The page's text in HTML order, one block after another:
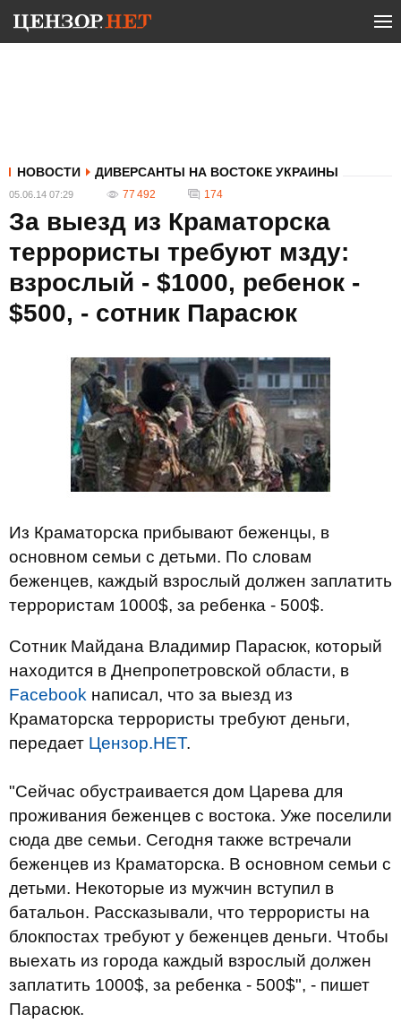
НОВОСТИ ДИВЕРСАНТЫ НА ВОСТОКЕ УКРАИНЫ
05.06.14 07:29 77 492 174
За выезд из Краматорска
террористы требуют мзду:
взрослый - $1000, ребенок -
$500, - сотник Парасюк
Из Краматорска прибывают беженцы, в
основном семьи с детьми. По словам
беженцев, каждый взрослый должен заплатить
террористам 1000$, за ребенка - 500$.
Сотник Майдана Владимир Парасюк, который
находится в Днепропетровской области, в
Facebook написал, что за выезд из
Краматорска террористы требуют деньги,
передает Цензор.НЕТ.
"Сейчас обустраивается дом Царева для
проживания беженцев с востока. Уже поселили
сюда две семьи. Сегодня также встречали
беженцев из Краматорска. В основном семьи с
детьми. Некоторые из мужчин вступил в
батальон. Рассказывали, что террористы на
блокпостах требуют у беженцев деньги. Чтобы
выехать из города каждый взрослый должен
заплатить 1000$, за ребенка - 500$", - пишет
Парасюк.